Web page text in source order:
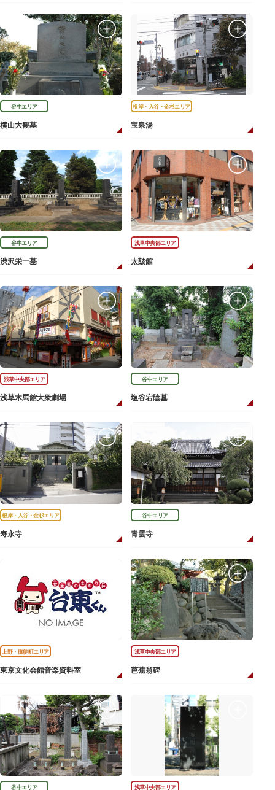
谷中エリア
横山大観墓
根岸・入谷・金杉エリア
宝泉湯
谷中エリア
渋沢栄一墓
浅草中央部エリア
太皷館
浅草中央部エリア
浅草木馬館大衆劇場
谷中エリア
塩谷宕陰墓
根岸・入谷・金杉エリア
寿永寺
谷中エリア
青雲寺
上野・御徒町エリア
東京文化会館音楽資料室
浅草中央部エリア
芭蕉翁碑
谷中エリア 浅草中央部エリア